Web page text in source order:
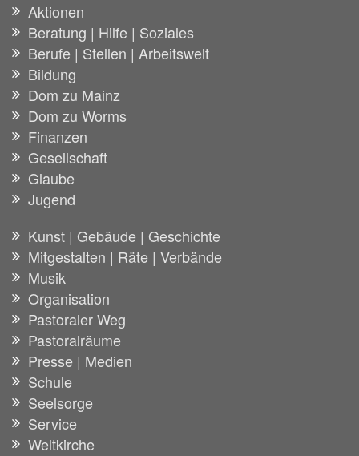
Aktionen
Beratung | Hilfe | Soziales
Berufe | Stellen | Arbeitswelt
Bildung
Dom zu Mainz
Dom zu Worms
Finanzen
Gesellschaft
Glaube
Jugend
Kunst | Gebäude | Geschichte
Mitgestalten | Räte | Verbände
Musik
Organisation
Pastoraler Weg
Pastoralräume
Presse | Medien
Schule
Seelsorge
Service
Weltkirche